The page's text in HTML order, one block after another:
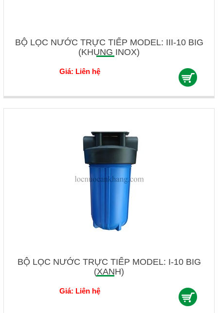
BỘ LỌC NƯỚC TRỰC TIẾP MODEL: III-10 BIG
(KHUNG INOX)
Giá: Liên hệ
BỘ LỌC NƯỚC TRỰC TIẾP MODEL: I-10 BIG
(XANH)
Giá: Liên hệ